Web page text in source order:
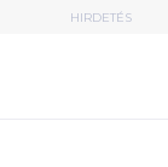
HIRDETÉS